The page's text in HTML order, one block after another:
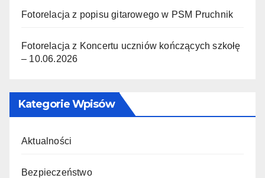
Fotorelacja z popisu gitarowego w PSM Pruchnik
Fotorelacja z Koncertu uczniów kończących szkołę
– 10.06.2026
Kategorie Wpisów
Aktualności
Bezpieczeństwo